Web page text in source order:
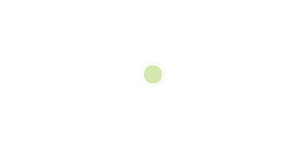
pro Einheit/Nacht